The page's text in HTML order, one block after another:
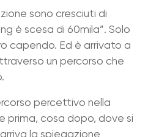
sono cresciuti di
è scesa di 60mila”. Solo
capendo. Ed è arrivato a
un percorso che
percettivo nella
prima, cosa dopo, dove si
la spiegazione